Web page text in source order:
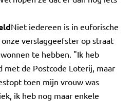
Niet iedereen is in euforische
verslaggeefster op straat
te hebben. "Ik heb
met de Postcode Loterij, maar
toen mijn vrouw was
ik heb nog maar enkele